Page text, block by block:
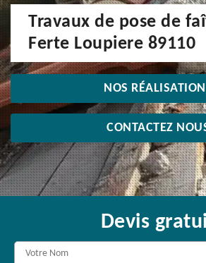
Travaux de pose de
Ferte Loupiere 89110
NOS
CONTACTEZ
Devis